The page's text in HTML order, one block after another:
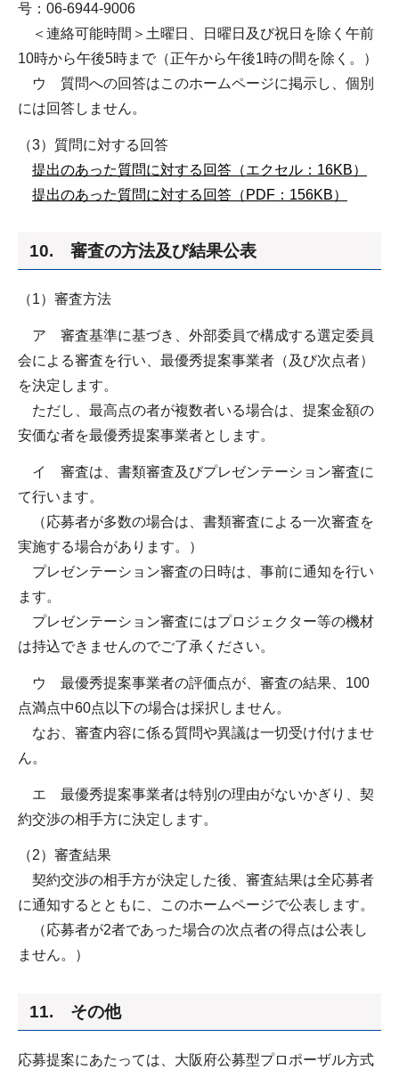
号：06-6944-9006
＜連絡可能時間＞土曜日、日曜日及び祝日を除く午前
10時から午後5時まで（正午から午後1時の間を除く。）
ウ 質問への回答はこのホームページに掲示し、個別
には回答しません。
（3）質問に対する回答
提出のあった質問に対する回答（エクセル：16KB）
提出のあった質問に対する回答（PDF：156KB）
10. 審査の方法及び結果公表
（1）審査方法
ア 審査基準に基づき、外部委員で構成する選定委員
会による審査を行い、最優秀提案事業者（及び次点者）
を決定します。
ただし、最高点の者が複数者いる場合は、提案金額の
安価な者を最優秀提案事業者とします。
イ 審査は、書類審査及びプレゼンテーション審査に
て行います。
（応募者が多数の場合は、書類審査による一次審査を
実施する場合があります。）
プレゼンテーション審査の日時は、事前に通知を行い
ます。
プレゼンテーション審査にはプロジェクター等の機材
は持込できませんのでご了承ください。
ウ 最優秀提案事業者の評価点が、審査の結果、100
点満点中60点以下の場合は採択しません。
なお、審査内容に係る質問や異議は一切受け付けませ
ん。
エ 最優秀提案事業者は特別の理由がないかぎり、契
約交渉の相手方に決定します。
（2）審査結果
契約交渉の相手方が決定した後、審査結果は全応募者
に通知するとともに、このホームページで公表します。
（応募者が2者であった場合の次点者の得点は公表し
ません。）
11. その他
応募提案にあたっては、大阪府公募型プロポーザル方式